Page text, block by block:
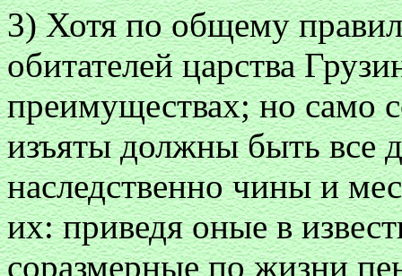
3) Хотя по общему
обитателей царства
преимуществах; но само
изъяты должны быть все
наследственно чины и
их: приведя оные в
соразмерные по жизни